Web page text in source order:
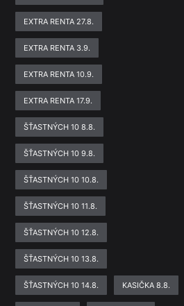
EXTRA RENTA 27.8.
EXTRA RENTA 3.9.
EXTRA RENTA 10.9.
EXTRA RENTA 17.9.
ŠŤASTNÝCH 10 8.8.
ŠŤASTNÝCH 10 9.8.
ŠŤASTNÝCH 10 10.8.
ŠŤASTNÝCH 10 11.8.
ŠŤASTNÝCH 10 12.8.
ŠŤASTNÝCH 10 13.8.
ŠŤASTNÝCH 10 14.8. KASIČKA 8.8.